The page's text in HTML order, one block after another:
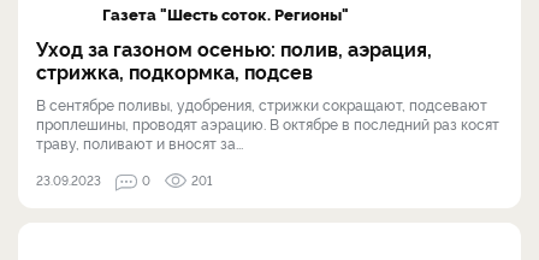
Газета "Шесть соток. Регионы"
Уход за газоном осенью: полив, аэрация,
стрижка, подкормка, подсев
В сентябре поливы, удобрения, стрижки сокращают, подсевают
проплешины, проводят аэрацию. В октябре в последний раз косят
траву, поливают и вносят за...
23.09.2023 0 201